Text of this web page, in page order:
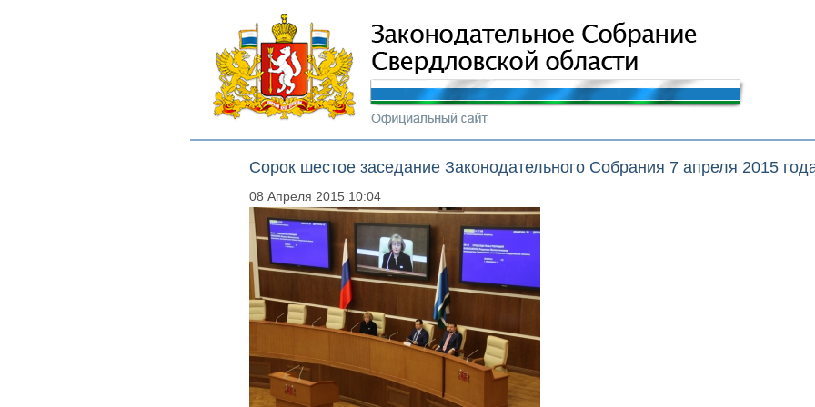
Сорок шестое заседание Законодательного Собрания 7 апреля 2015
08 Апреля 2015 10:04